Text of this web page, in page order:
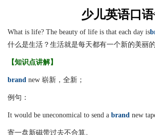
少儿英语口
What is life? The beauty of life is that each day is
什么是生活？生活就是每天都有一个新的美丽
【知识点讲解】
brand new 崭新，全新；
例句：
It would be uneconomical to send a brand new
寄一盘新磁带过去不合算。